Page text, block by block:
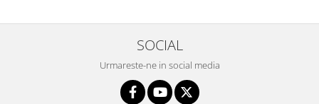
SOCIAL
Urmareste-ne in social media